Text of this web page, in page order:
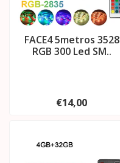
FACE4 5metros 3528
RGB 300 Led SM..
€14,00